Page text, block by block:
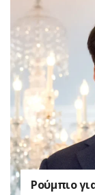
Ρούμπιο